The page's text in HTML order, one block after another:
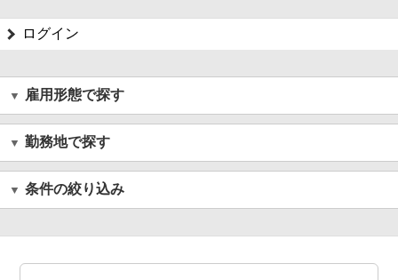
ログイン
雇用形態で探す
勤務地で探す
条件の絞り込み